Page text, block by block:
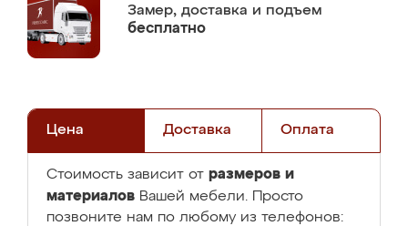
Замер, доставка и подъем
бесплатно
Цена Доставка Оплата
Стоимость зависит от размеров и
материалов Вашей мебели. Просто
позвоните нам по любому из телефонов: